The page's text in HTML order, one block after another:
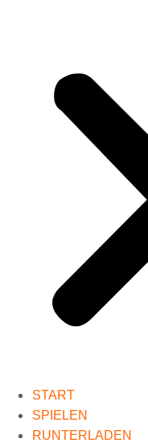
START
SPIELEN
RUNTERLADEN